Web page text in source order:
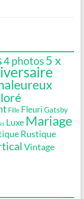
4 photos5 x
Fille FleuriGatsby
Luxe Mariage
Rustique
Vintage